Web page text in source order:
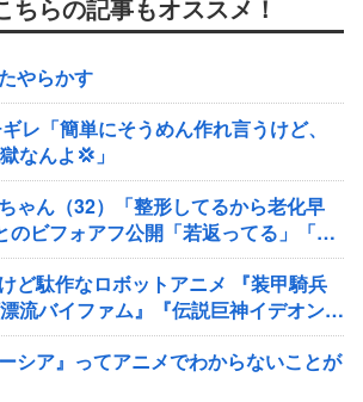
ちらの記事もオススメ！
やらかす
レ「簡単にそうめん作れ言うけど、
なんよ💢」
ゃん（32）「整形してるから老化早
のビフォアフ公開「若返ってる」「ど
と反響
ど駄作なロボットアニメ 『装甲騎兵
流バイファム』『伝説巨神イデオン』
ガ』『銀河疾風サスライガー』
シア』ってアニメでわからないことが